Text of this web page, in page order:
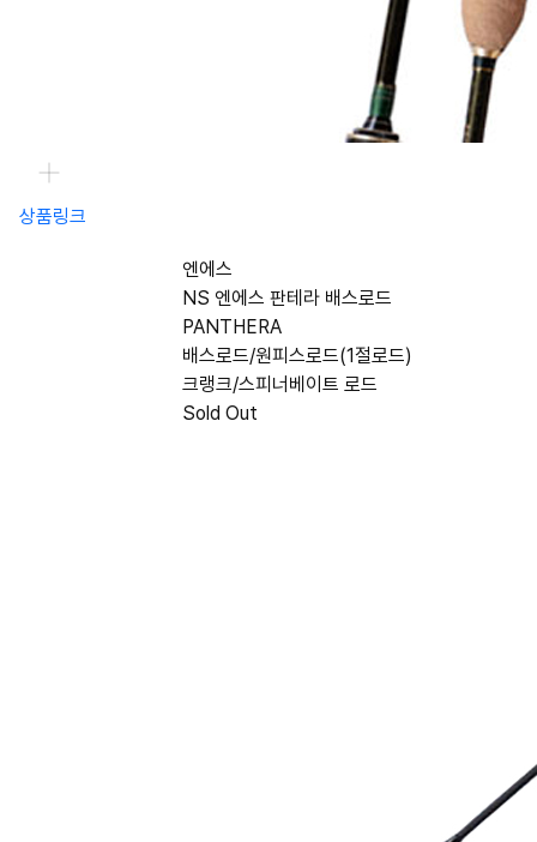
상품링크
엔에스
NS 엔에스 판테라 배스로드
PANTHERA
배스로드/원피스로드(1절로드)
크랭크/스피너베이트 로드
Sold Out